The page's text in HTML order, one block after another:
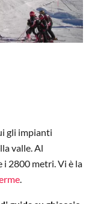
gli impianti
valle. Al
i 2800 metri. Vi è la